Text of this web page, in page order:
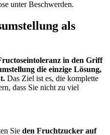
unter Beschwerden.
als
in den Griff
die einzige Lösung,
Das Ziel ist es, die komplette
dass Sie nicht zu viel
Sie den Fruchtzucker auf